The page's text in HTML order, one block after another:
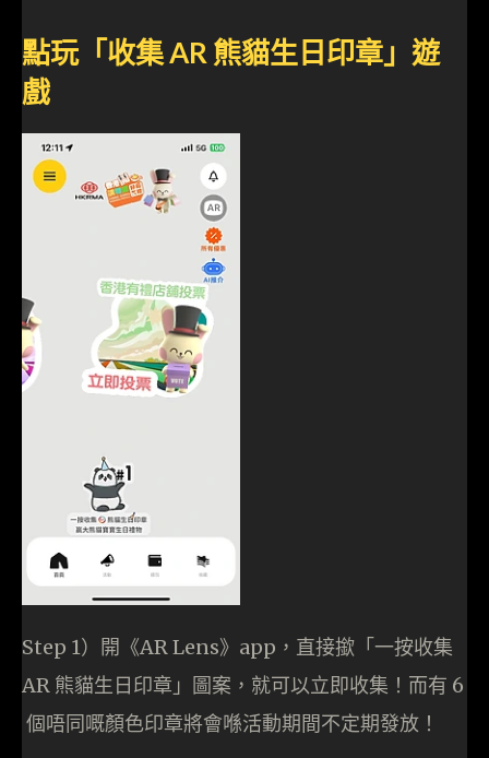
點玩「收集 AR 熊貓生日印章」遊
戲
Step 1）開《AR Lens》app，直接撳「一按收集
AR 熊貓生日印章」圖案，就可以立即收集！而有 6
個唔同嘅顏色印章將會喺活動期間不定期發放！